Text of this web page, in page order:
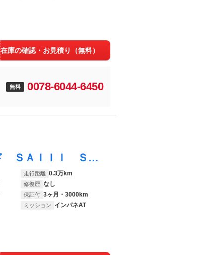
在庫の確認・お見積り（無料）
無料 0078-6044-6450
アトレーワゴン カスタムターボＲＳリミテッド ＳＡＩＩＩ ＳＤナビ ワンセグ ＣＤ 電格ミラー ＥＴＣ 左側電動ドア Ｐガラス Ｓアラーム キーレス １３アルミ オートライト ＬＥＤヘッド フォグ Ｗエアバック ＡＢＳ ルーフコンソールＢＯＸ バニティミラー
走行距離 0.3万km
修復歴 なし
保証付 3ヶ月・3000km
ミッション インパネAT